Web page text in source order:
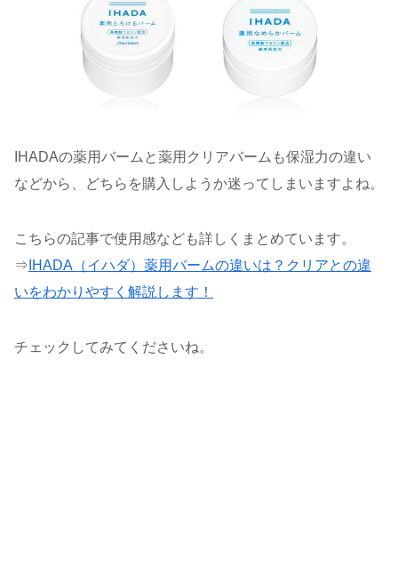
IHADAの薬用バームと薬用クリアバームも保湿力の違い
などから、どちらを購入しようか迷ってしまいますよね。
こちらの記事で使用感なども詳しくまとめています。
⇒ IHADA（イハダ）薬用バームの違いは？クリアとの違
いをわかりやすく解説します！
チェックしてみてくださいね。